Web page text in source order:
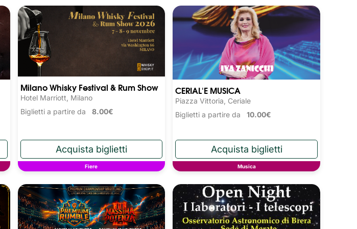
Milano Whisky Festival & Rum Show
Hotel Marriott, Milano
Biglietti a partire da 8.00€
Fiere
CERIAL'E MUSICA
Piazza Vittoria, Ceriale
Biglietti a partire da10.00€
Musica